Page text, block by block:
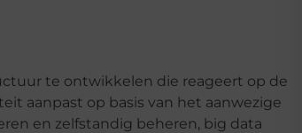
te ontwikkelen die reageert op de
aanpast op basis van het aanwezige
en zelfstandig beheren, big data